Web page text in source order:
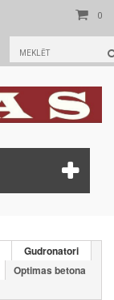
0
Gudronatori
Optimas betona